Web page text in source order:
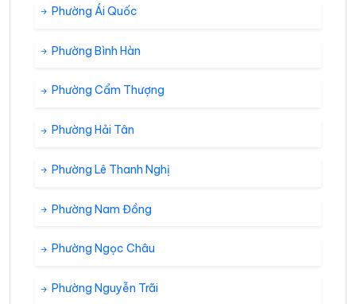
Phường Ái Quốc
Phường Bình Hàn
Phường Cẩm Thượng
Phường Hải Tân
Phường Lê Thanh Nghị
Phường Nam Đồng
Phường Ngọc Châu
Phường Nguyễn Trãi